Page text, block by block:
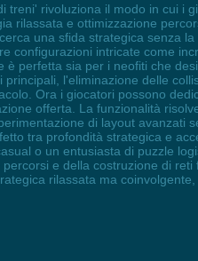
treni' rivoluziona il modo in cui i
rilassata e ottimizzazione
una sfida strategica senza
configurazioni intricate come
perfetta sia per i neofiti che
l'eliminazione delle
Ora i giocatori possono
offerta. La funzionalità
di layout
tra profondità strategica e
o un entusiasta di puzzle
e della costruzione di
rilassata ma